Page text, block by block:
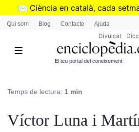
Vés
✉️ Ciència en català, cada
➜Subscriu-te al butlletí
Qui som Blog Contacte Ajuda
Divulcat
El teu portal del coneixement
Temps de lectura: 1 min
Víctor Luna i